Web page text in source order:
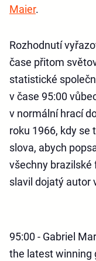
Maier.
Rozhodnutí
čase přitom
statistické
v čase 95:00
v normální hrací
roku 1966, kdy se
slova, abych
všechny brazilské
slavil dojatý autor
95:00 - Gabriel
the latest winning